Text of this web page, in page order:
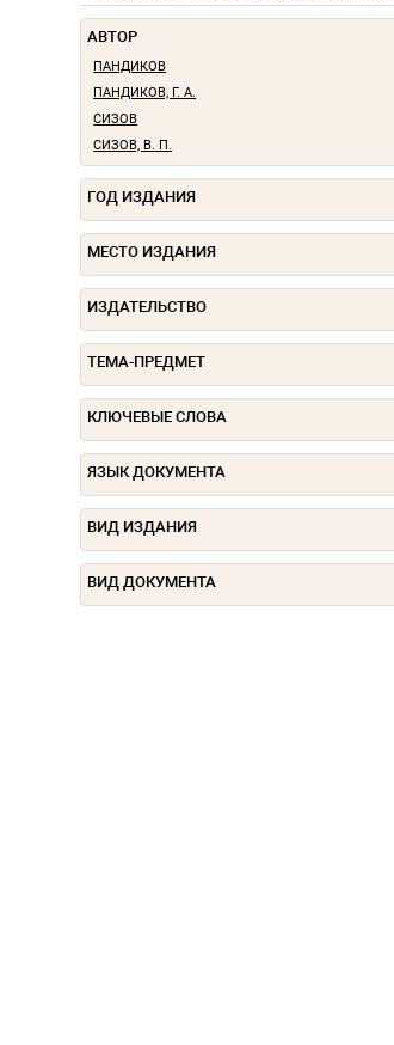
АВТОР
ПАНДИКОВ
ПАНДИКОВ, Г. А.
СИЗОВ
СИЗОВ, В. П.
ГОД ИЗДАНИЯ
МЕСТО ИЗДАНИЯ
ИЗДАТЕЛЬСТВО
ТЕМА-ПРЕДМЕТ
КЛЮЧЕВЫЕ СЛОВА
ЯЗЫК ДОКУМЕНТА
ВИД ИЗДАНИЯ
ВИД ДОКУМЕНТА